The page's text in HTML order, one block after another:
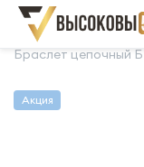
Главная Склад
Браслет цепочный
Акция